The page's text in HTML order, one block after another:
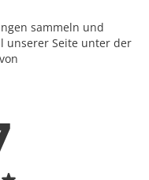
sammeln und
unserer Seite unter der